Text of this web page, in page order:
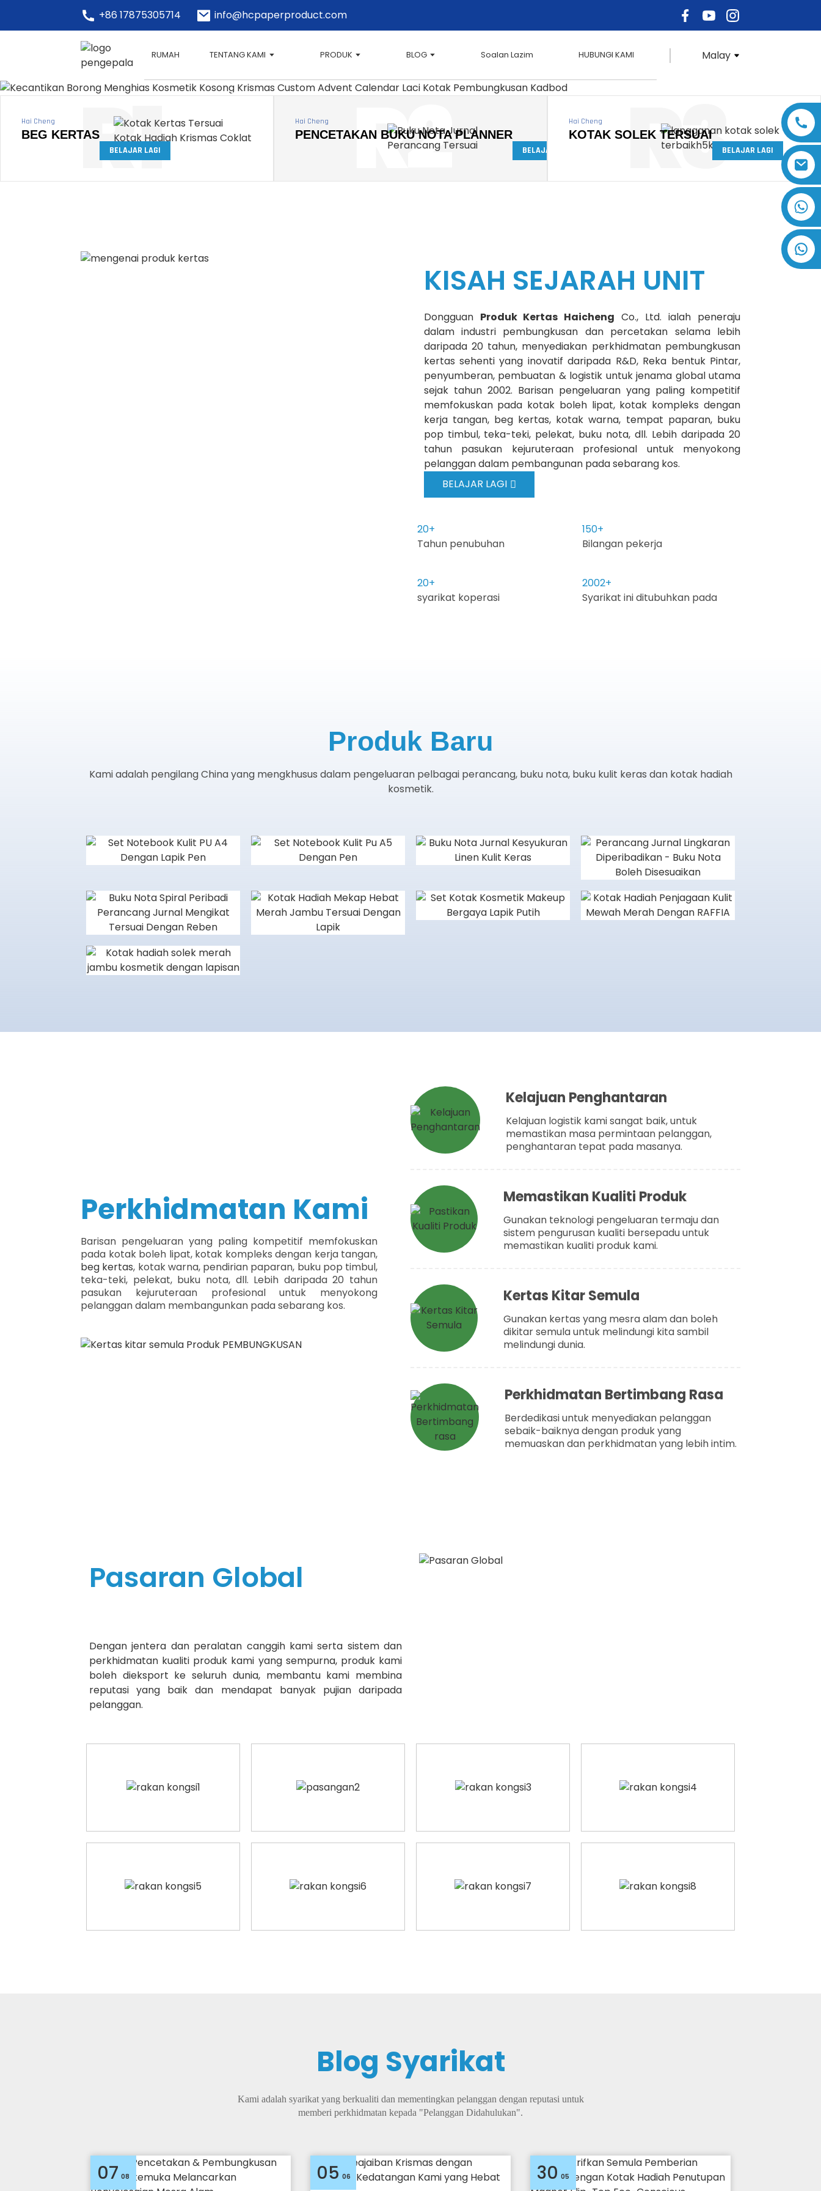
+86 17875305714 info@hcpaperproduct.com
RUMAH TENTANG KAMI PRODUK BLOG Soalan Lazim HUBUNGI KAMI Malay
Tingkatkan Jenama Anda Melalui Pembungkusan Tersuai
/ Pencetakan Buku
Pengeluar Percetakan Terbaik dalam Industri Percetakan
Mulakan
R1
Hai Cheng
BEG KERTAS
BELAJAR LAGI R2
Hai Cheng
PENCETAKAN BUKU NOTA PLANNER
BELAJAR LAGI R3
Hai Cheng
KOTAK SOLEK TERSUAI
BELAJAR LAGI
KISAH SEJARAH UNIT
Dongguan Produk Kertas Haicheng Co., Ltd. ialah peneraju
dalam industri pembungkusan dan percetakan selama lebih
daripada 20 tahun, menyediakan perkhidmatan pembungkusan
kertas sehenti yang inovatif daripada R&D, Reka bentuk Pintar,
penyumberan, pembuatan & logistik untuk jenama global utama
sejak tahun 2002. Barisan pengeluaran yang paling kompetitif
memfokuskan pada kotak boleh lipat, kotak kompleks dengan
kerja tangan, beg kertas, kotak warna, tempat paparan, buku
pop timbul, teka-teki, pelekat, buku nota, dll. Lebih daripada 20
tahun pasukan kejuruteraan profesional untuk menyokong
pelanggan dalam pembangunan pada sebarang kos.
BELAJAR LAGI
20+
Tahun penubuhan
150+
Bilangan pekerja
20+
syarikat koperasi
2002+
Syarikat ini ditubuhkan pada
Produk Baru
Kami adalah pengilang China yang mengkhusus dalam pengeluaran pelbagai perancang, buku nota, buku kulit keras dan kotak hadiah
kosmetik.
Perkhidmatan Kami
Barisan pengeluaran yang paling kompetitif memfokuskan
pada kotak boleh lipat, kotak kompleks dengan kerja tangan,
beg kertas, kotak warna, pendirian paparan, buku pop timbul,
teka-teki, pelekat, buku nota, dll. Lebih daripada 20 tahun
pasukan kejuruteraan profesional untuk menyokong
pelanggan dalam membangunkan pada sebarang kos.
Kelajuan Penghantaran
Kelajuan logistik kami sangat baik, untuk
memastikan masa permintaan pelanggan,
penghantaran tepat pada masanya.
Memastikan Kualiti Produk
Gunakan teknologi pengeluaran termaju dan
sistem pengurusan kualiti bersepadu untuk
memastikan kualiti produk kami.
Kertas Kitar Semula
Gunakan kertas yang mesra alam dan boleh
dikitar semula untuk melindungi kita sambil
melindungi dunia.
Perkhidmatan Bertimbang Rasa
Berdedikasi untuk menyediakan pelanggan
sebaik-baiknya dengan produk yang
memuaskan dan perkhidmatan yang lebih intim.
Pasaran Global
Dengan jentera dan peralatan canggih kami serta sistem dan
perkhidmatan kualiti produk kami yang sempurna, produk kami
boleh dieksport ke seluruh dunia, membantu kami membina
reputasi yang baik dan mendapat banyak pujian daripada
pelanggan.
Blog Syarikat
Kami adalah syarikat yang berkualiti dan mementingkan pelanggan dengan reputasi untuk
memberi perkhidmatan kepada "Pelanggan Didahulukan".
07 08 05 06 30 05